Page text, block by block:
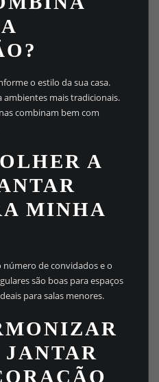
o estilo da sua casa.
ambientes mais tradicionais.
combinam bem com
A
MINHA
de convidados e o
são boas para espaços
para salas menores.
JANTAR